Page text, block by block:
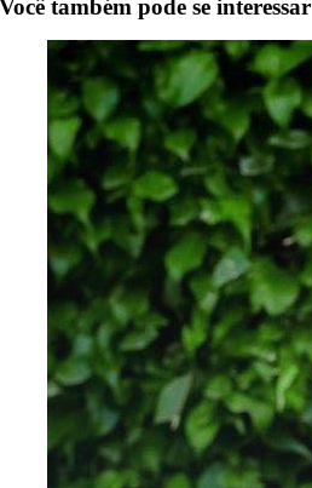
Você também pode se interessar